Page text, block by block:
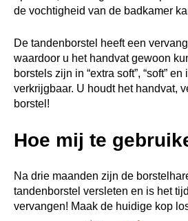
de vochtigheid van de badkamer
De tandenborstel heeft een
waardoor u het handvat gewoon
borstels zijn in “extra soft”, “soft” en
verkrijgbaar. U houdt het handvat,
borstel!
Hoe mij te
Na drie maanden zijn de
tandenborstel versleten en is het
vervangen! Maak de huidige kop